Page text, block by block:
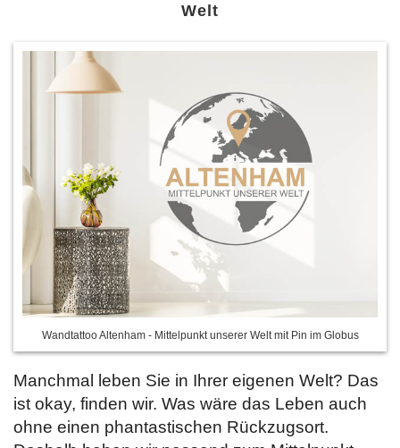
Welt
Wandtattoo Altenham - Mittelpunkt unserer Welt mit Pin im Globus
Manchmal leben Sie in Ihrer eigenen Welt? Das
ist okay, finden wir. Was wäre das Leben auch
ohne einen phantastischen Rückzugsort.